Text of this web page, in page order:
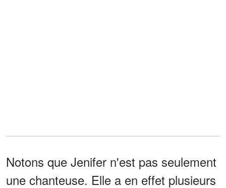
Notons que Jenifer n'est pas seulement
une chanteuse. Elle a en effet plusieurs